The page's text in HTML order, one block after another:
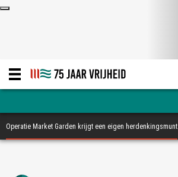
Operatie Market Garden krijgt een eigen herdenkingsmunt